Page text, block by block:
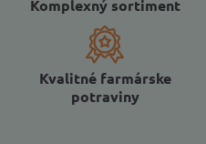
Komplexný sortiment
Kvalitné farmárske
potraviny